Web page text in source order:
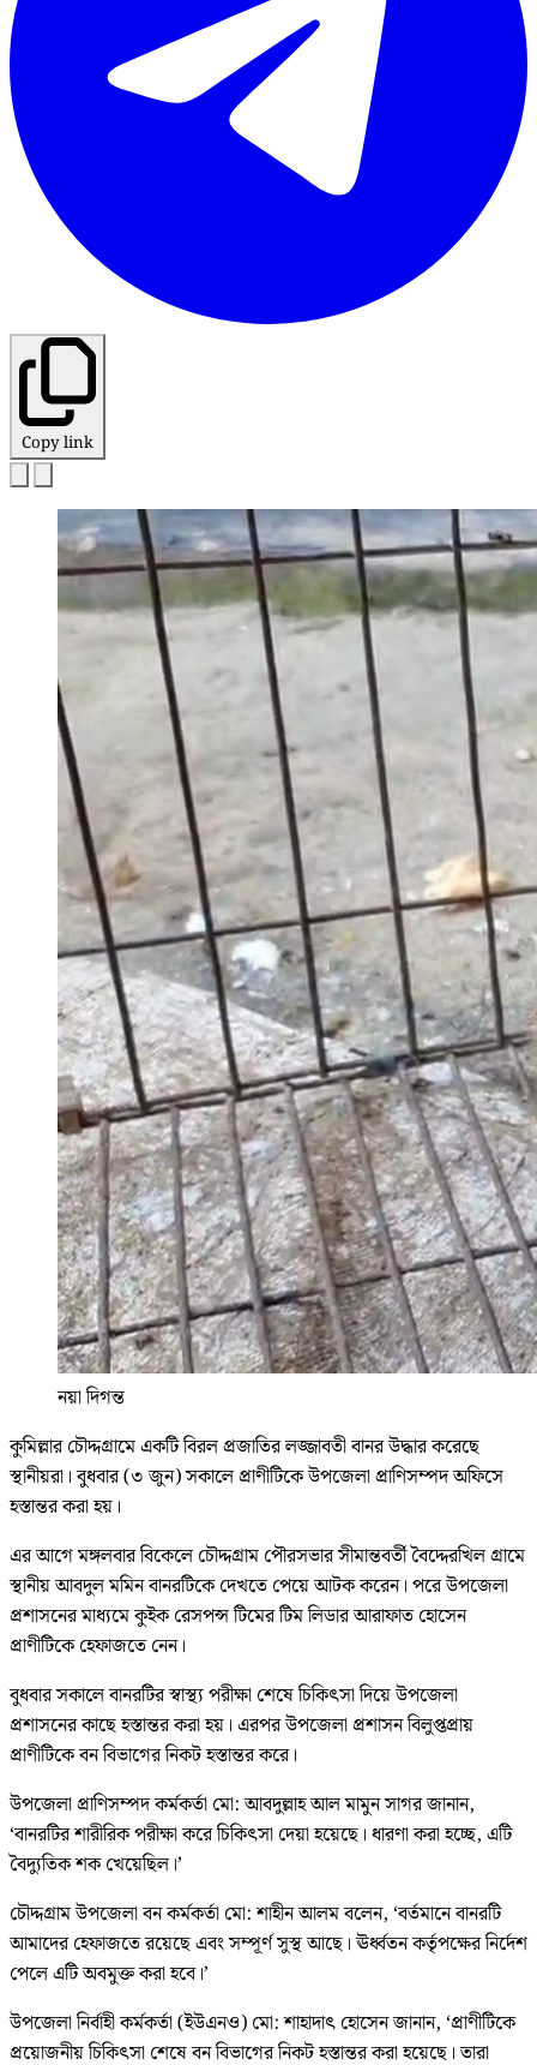
Copy link
নয়া দিগন্ত
কুমিল্লার চৌদ্দগ্রামে একটি বিরল প্রজাতির লজ্জাবতী বানর উদ্ধার করেছে
স্থানীয়রা। বুধবার (৩ জুন) সকালে প্রাণীটিকে উপজেলা প্রাণিসম্পদ অফিসে
হস্তান্তর করা হয়।
এর আগে মঙ্গলবার বিকেলে চৌদ্দগ্রাম পৌরসভার সীমান্তবর্তী বৈদ্দেরখিল গ্রামে
স্থানীয় আবদুল মমিন বানরটিকে দেখতে পেয়ে আটক করেন। পরে উপজেলা
প্রশাসনের মাধ্যমে কুইক রেসপন্স টিমের টিম লিডার আরাফাত হোসেন
প্রাণীটিকে হেফাজতে নেন।
বুধবার সকালে বানরটির স্বাস্থ্য পরীক্ষা শেষে চিকিৎসা দিয়ে উপজেলা
প্রশাসনের কাছে হস্তান্তর করা হয়। এরপর উপজেলা প্রশাসন বিলুপ্তপ্রায়
প্রাণীটিকে বন বিভাগের নিকট হস্তান্তর করে।
উপজেলা প্রাণিসম্পদ কর্মকর্তা মো: আবদুল্লাহ আল মামুন সাগর জানান,
‘বানরটির শারীরিক পরীক্ষা করে চিকিৎসা দেয়া হয়েছে। ধারণা করা হচ্ছে, এটি
বৈদ্যুতিক শক খেয়েছিল।’
চৌদ্দগ্রাম উপজেলা বন কর্মকর্তা মো: শাহীন আলম বলেন, ‘বর্তমানে বানরটি
আমাদের হেফাজতে রয়েছে এবং সম্পূর্ণ সুস্থ আছে। ঊর্ধ্বতন কর্তৃপক্ষের নির্দেশ
পেলে এটি অবমুক্ত করা হবে।’
উপজেলা নির্বাহী কর্মকর্তা (ইউএনও) মো: শাহাদাৎ হোসেন জানান, ‘প্রাণীটিকে
প্রয়োজনীয় চিকিৎসা শেষে বন বিভাগের নিকট হস্তান্তর করা হয়েছে। তারা